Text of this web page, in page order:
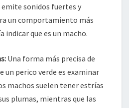
sonidos fuertes y
un comportamiento más
indicar que es un macho.
Una forma más precisa de
un perico verde es examinar
machos suelen tener estrías
plumas, mientras que las